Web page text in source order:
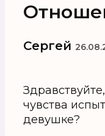
Сергей
чувства
девушке?